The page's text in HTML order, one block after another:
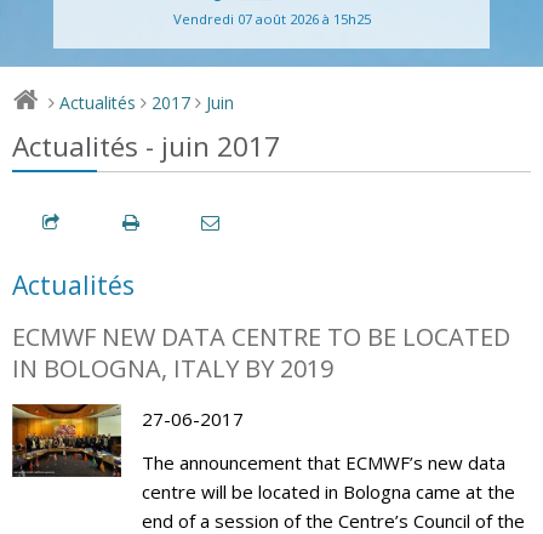
Vendredi 07 août 2026 à 15h25
> Actualités > 2017 > Juin
Actualités - juin 2017
Actualités
ECMWF NEW DATA CENTRE TO BE LOCATED
IN BOLOGNA, ITALY BY 2019
27-06-2017
The announcement that ECMWF’s new data
centre will be located in Bologna came at the
end of a session of the Centre’s Council of the